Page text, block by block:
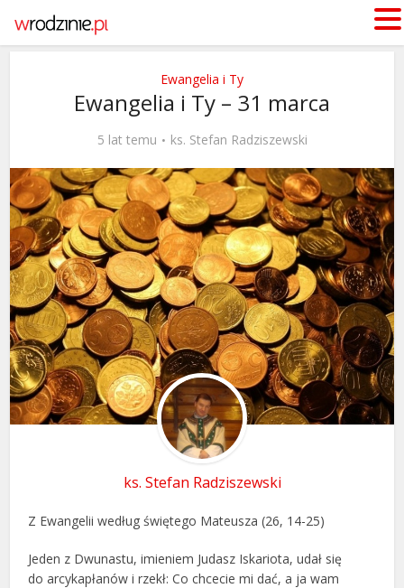
Ewangelia i Ty
Ewangelia i Ty – 31 marca
5 lat temu ks. Stefan Radziszewski
ks. Stefan Radziszewski
Z Ewangelii według świętego Mateusza (26, 14-25)
Jeden z Dwunastu, imieniem Judasz Iskariota, udał się
do arcykapłanów i rzekł: Co chcecie mi dać, a ja wam